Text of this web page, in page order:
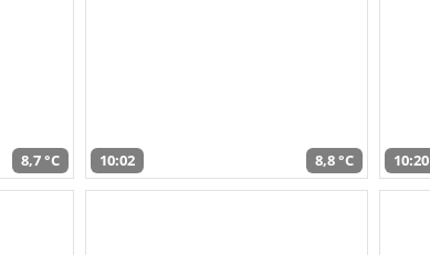
8,7 °C 10:02 8,8 °C 10:20